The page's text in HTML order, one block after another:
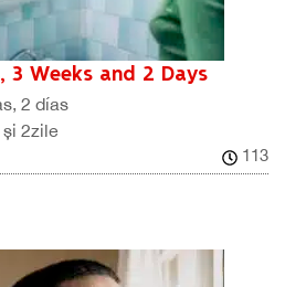
3 Weeks and 2 Days
2 días
2zile
113